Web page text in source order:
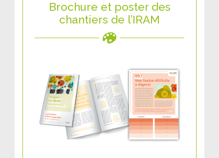
Brochure et poster des
chantiers de l’IRAM